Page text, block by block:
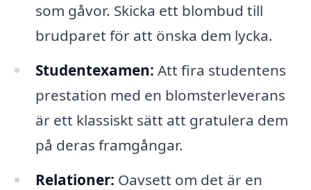
som gåvor. Skicka ett blombud till
brudparet för att önska dem lycka.
Studentexamen: Att fira studentens
prestation med en blomsterleverans
är ett klassiskt sätt att gratulera dem
på deras framgångar.
Relationer: Oavsett om det är en